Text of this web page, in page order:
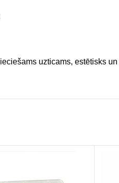
uzticams, estētisks